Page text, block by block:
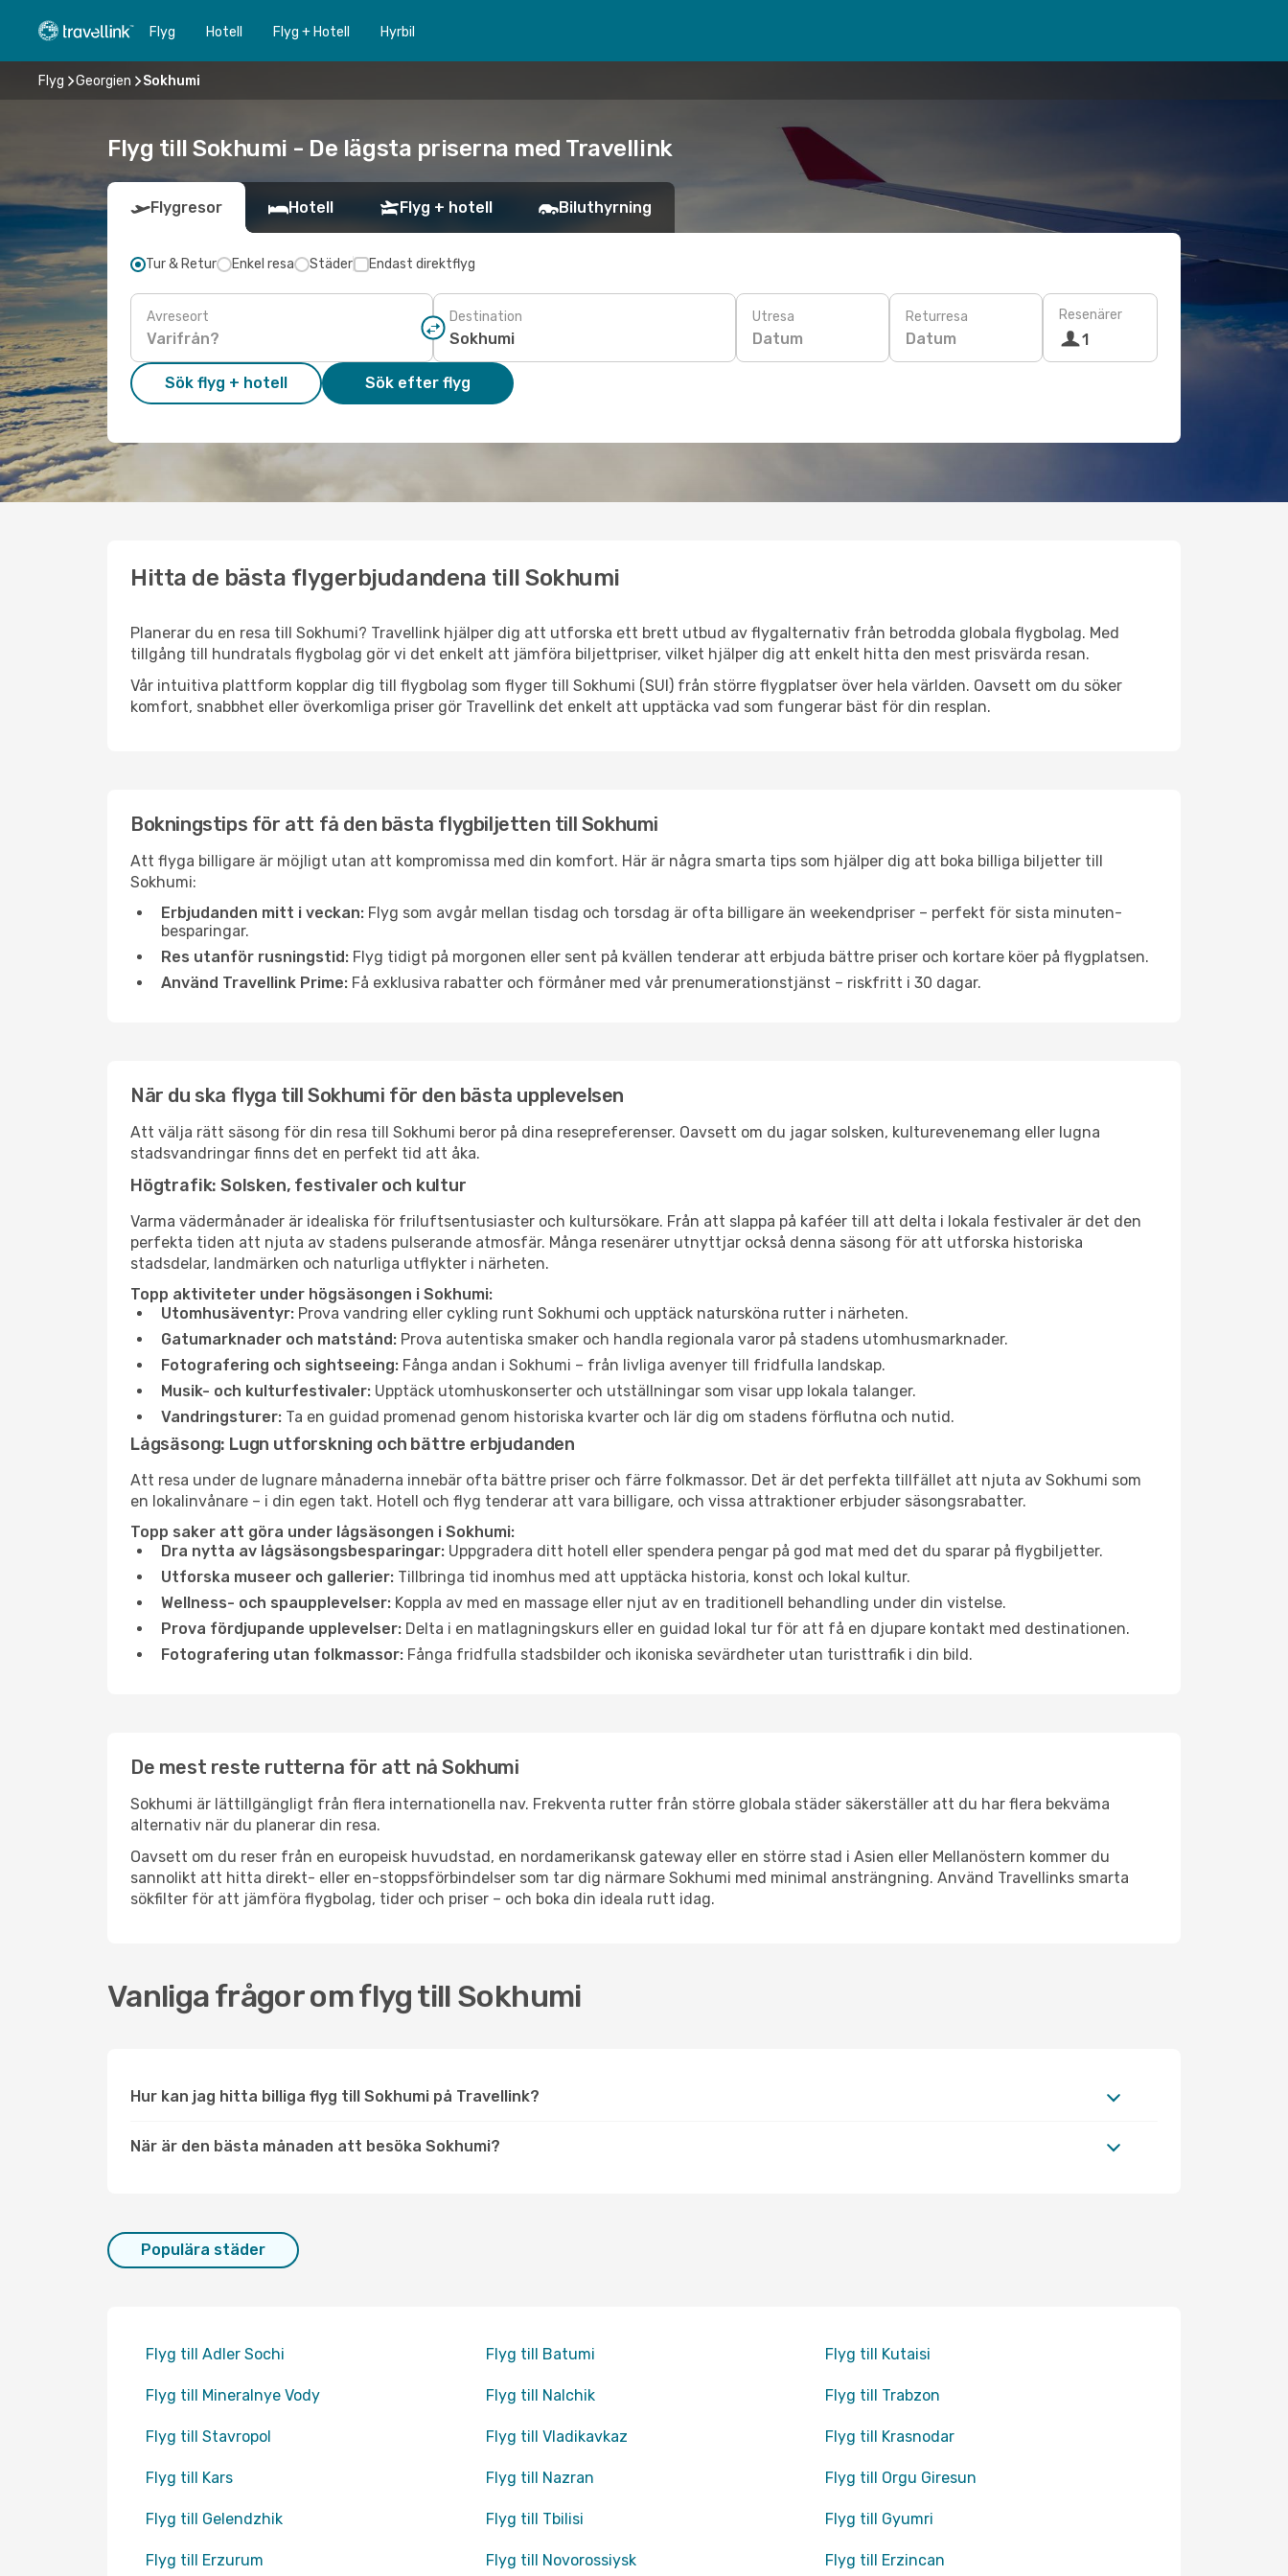
Flyg Hotell Flyg + Hotell Hyrbil
Flyg Georgien Sokhumi
Flyg till Sokhumi - De lägsta priserna med Travellink
Flygresor Hotell Flyg + hotell Biluthyrning
Tur & Retur Enkel resa Städer Endast direktflyg
Avreseort Destination Utresa
Datum
Returresa
Datum
Resenärer
1
Sök flyg + hotell Sök efter flyg
Hitta de bästa flygerbjudandena till Sokhumi
Planerar du en resa till Sokhumi? Travellink hjälper dig att utforska ett brett utbud av flygalternativ från betrodda globala flygbolag. Med
tillgång till hundratals flygbolag gör vi det enkelt att jämföra biljettpriser, vilket hjälper dig att enkelt hitta den mest prisvärda resan.
Vår intuitiva plattform kopplar dig till flygbolag som flyger till Sokhumi (SUI) från större flygplatser över hela världen. Oavsett om du söker
komfort, snabbhet eller överkomliga priser gör Travellink det enkelt att upptäcka vad som fungerar bäst för din resplan.
Bokningstips för att få den bästa flygbiljetten till Sokhumi
Att flyga billigare är möjligt utan att kompromissa med din komfort. Här är några smarta tips som hjälper dig att boka billiga biljetter till
Sokhumi:
Erbjudanden mitt i veckan: Flyg som avgår mellan tisdag och torsdag är ofta billigare än weekendpriser – perfekt för sista minuten-
besparingar.
Res utanför rusningstid: Flyg tidigt på morgonen eller sent på kvällen tenderar att erbjuda bättre priser och kortare köer på flygplatsen.
Använd Travellink Prime: Få exklusiva rabatter och förmåner med vår prenumerationstjänst – riskfritt i 30 dagar.
När du ska flyga till Sokhumi för den bästa upplevelsen
Att välja rätt säsong för din resa till Sokhumi beror på dina resepreferenser. Oavsett om du jagar solsken, kulturevenemang eller lugna
stadsvandringar finns det en perfekt tid att åka.
Högtrafik: Solsken, festivaler och kultur
Varma vädermånader är idealiska för friluftsentusiaster och kultursökare. Från att slappa på kaféer till att delta i lokala festivaler är det den
perfekta tiden att njuta av stadens pulserande atmosfär. Många resenärer utnyttjar också denna säsong för att utforska historiska
stadsdelar, landmärken och naturliga utflykter i närheten.
Topp aktiviteter under högsäsongen i Sokhumi:
Utomhusäventyr: Prova vandring eller cykling runt Sokhumi och upptäck natursköna rutter i närheten.
Gatumarknader och matstånd: Prova autentiska smaker och handla regionala varor på stadens utomhusmarknader.
Fotografering och sightseeing: Fånga andan i Sokhumi – från livliga avenyer till fridfulla landskap.
Musik- och kulturfestivaler: Upptäck utomhuskonserter och utställningar som visar upp lokala talanger.
Vandringsturer: Ta en guidad promenad genom historiska kvarter och lär dig om stadens förflutna och nutid.
Lågsäsong: Lugn utforskning och bättre erbjudanden
Att resa under de lugnare månaderna innebär ofta bättre priser och färre folkmassor. Det är det perfekta tillfället att njuta av Sokhumi som
en lokalinvånare – i din egen takt. Hotell och flyg tenderar att vara billigare, och vissa attraktioner erbjuder säsongsrabatter.
Topp saker att göra under lågsäsongen i Sokhumi:
Dra nytta av lågsäsongsbesparingar: Uppgradera ditt hotell eller spendera pengar på god mat med det du sparar på flygbiljetter.
Utforska museer och gallerier: Tillbringa tid inomhus med att upptäcka historia, konst och lokal kultur.
Wellness- och spaupplevelser: Koppla av med en massage eller njut av en traditionell behandling under din vistelse.
Prova fördjupande upplevelser: Delta i en matlagningskurs eller en guidad lokal tur för att få en djupare kontakt med destinationen.
Fotografering utan folkmassor: Fånga fridfulla stadsbilder och ikoniska sevärdheter utan turisttrafik i din bild.
De mest reste rutterna för att nå Sokhumi
Sokhumi är lättillgängligt från flera internationella nav. Frekventa rutter från större globala städer säkerställer att du har flera bekväma
alternativ när du planerar din resa.
Oavsett om du reser från en europeisk huvudstad, en nordamerikansk gateway eller en större stad i Asien eller Mellanöstern kommer du
sannolikt att hitta direkt- eller en-stoppsförbindelser som tar dig närmare Sokhumi med minimal ansträngning. Använd Travellinks smarta
sökfilter för att jämföra flygbolag, tider och priser – och boka din ideala rutt idag.
Vanliga frågor om flyg till Sokhumi
Hur kan jag hitta billiga flyg till Sokhumi på Travellink?
När är den bästa månaden att besöka Sokhumi?
Populära städer
Flyg till Adler Sochi Flyg till Batumi Flyg till Kutaisi
Flyg till Mineralnye Vody Flyg till Nalchik Flyg till Trabzon
Flyg till Stavropol Flyg till Vladikavkaz Flyg till Krasnodar
Flyg till Kars Flyg till Nazran Flyg till Orgu Giresun
Flyg till Gelendzhik Flyg till Tbilisi Flyg till Gyumri
Flyg till Erzurum Flyg till Novorossiysk Flyg till Erzincan